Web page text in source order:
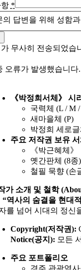
*
의 답변을 위해 성함
무사히 전송되었습
오류가 발생했습니다
《박정희서체》 시
국력체 (L / M
새마을체 (P)
박정희 세로
주요 저작권 보유 서
《박근혜체》
옛간판체 (8종)
철필 묵향 (손
가 소개 및 철학
사의 숨결을 현대적
를 넘어 시대의 정신
Copyright(저작권):
Notice(공지): 모든
주요 포트폴리오